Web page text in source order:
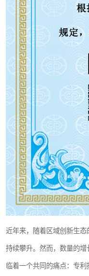
近年来，随着区域创新生
持续攀升。然而，数量的
临着一个共同的痛点：专